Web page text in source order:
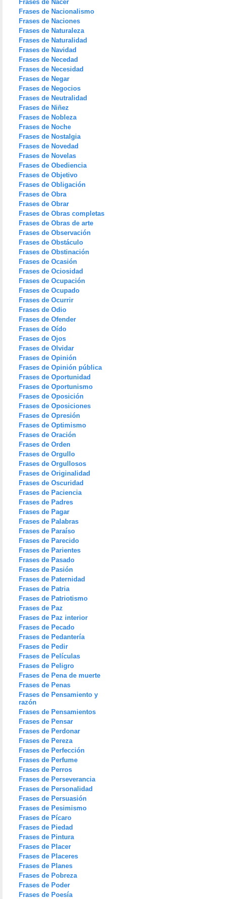
Frases de Nacer
Frases de Nacionalismo
Frases de Naciones
Frases de Naturaleza
Frases de Naturalidad
Frases de Navidad
Frases de Necedad
Frases de Necesidad
Frases de Negar
Frases de Negocios
Frases de Neutralidad
Frases de Niñez
Frases de Nobleza
Frases de Noche
Frases de Nostalgia
Frases de Novedad
Frases de Novelas
Frases de Obediencia
Frases de Objetivo
Frases de Obligación
Frases de Obra
Frases de Obrar
Frases de Obras completas
Frases de Obras de arte
Frases de Observación
Frases de Obstáculo
Frases de Obstinación
Frases de Ocasión
Frases de Ociosidad
Frases de Ocupación
Frases de Ocupado
Frases de Ocurrir
Frases de Odio
Frases de Ofender
Frases de Oído
Frases de Ojos
Frases de Olvidar
Frases de Opinión
Frases de Opinión pública
Frases de Oportunidad
Frases de Oportunismo
Frases de Oposición
Frases de Oposiciones
Frases de Opresión
Frases de Optimismo
Frases de Oración
Frases de Orden
Frases de Orgullo
Frases de Orgullosos
Frases de Originalidad
Frases de Oscuridad
Frases de Paciencia
Frases de Padres
Frases de Pagar
Frases de Palabras
Frases de Paraíso
Frases de Parecido
Frases de Parientes
Frases de Pasado
Frases de Pasión
Frases de Paternidad
Frases de Patria
Frases de Patriotismo
Frases de Paz
Frases de Paz interior
Frases de Pecado
Frases de Pedantería
Frases de Pedir
Frases de Películas
Frases de Peligro
Frases de Pena de muerte
Frases de Penas
Frases de Pensamiento y
razón
Frases de Pensamientos
Frases de Pensar
Frases de Perdonar
Frases de Pereza
Frases de Perfección
Frases de Perfume
Frases de Perros
Frases de Perseverancia
Frases de Personalidad
Frases de Persuasión
Frases de Pesimismo
Frases de Pícaro
Frases de Piedad
Frases de Pintura
Frases de Placer
Frases de Placeres
Frases de Planes
Frases de Pobreza
Frases de Poder
Frases de Poesía